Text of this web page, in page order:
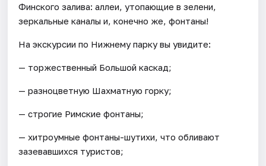
Финского залива: аллеи, утопающие в зелени,
зеркальные каналы и, конечно же, фонтаны!
На экскурсии по Нижнему парку вы увидите:
— торжественный Большой каскад;
— разноцветную Шахматную горку;
— строгие Римские фонтаны;
— хитроумные фонтаны-шутихи, что обливают
зазевавшихся туристов;